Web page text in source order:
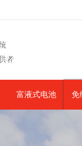
富液式电池 免